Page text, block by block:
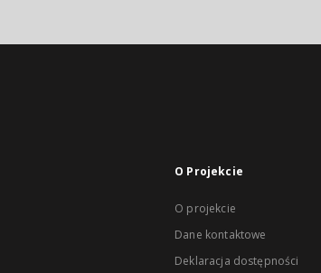
O Projekcie
O projekcie
Dane kontaktowe
Deklaracja dostępności